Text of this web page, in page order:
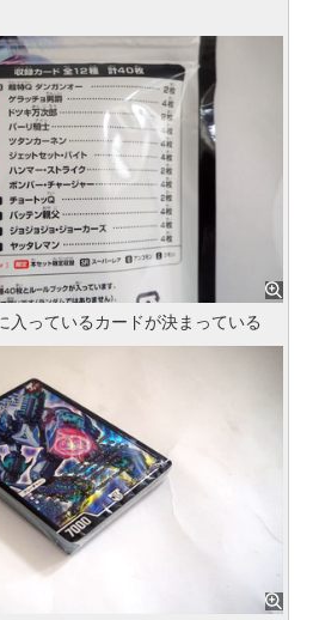
入っているカードが決まっている